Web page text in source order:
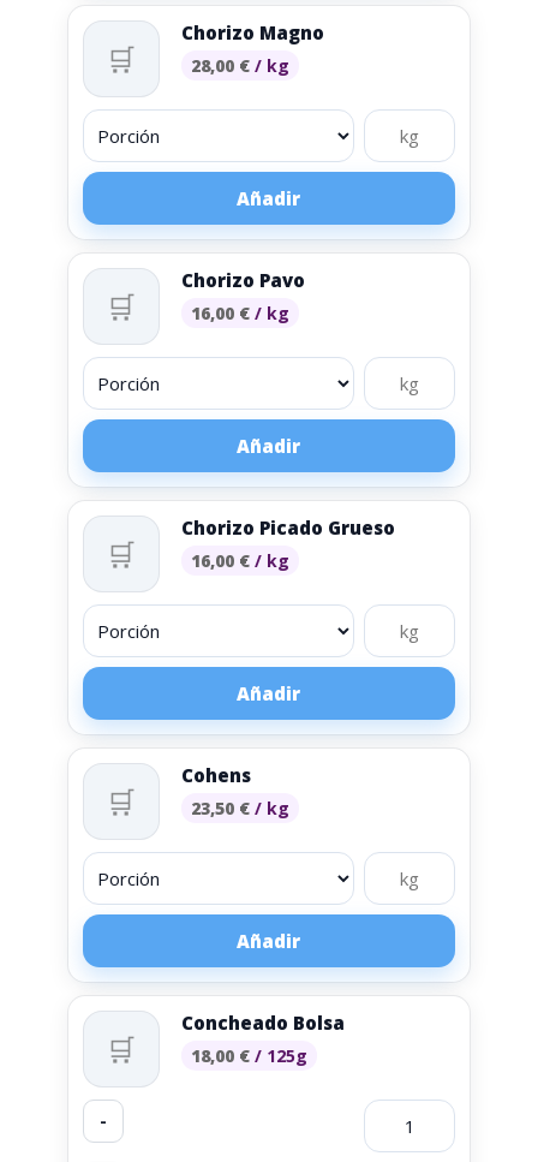
🛒
Chorizo Magno
28,00 € / kg
Añadir
🛒
Chorizo Pavo
16,00 € / kg
Añadir
🛒
Chorizo Picado Grueso
16,00 € / kg
Añadir
🛒
Cohens
23,50 € / kg
Añadir
🛒
Concheado Bolsa
18,00 € / 125g
-